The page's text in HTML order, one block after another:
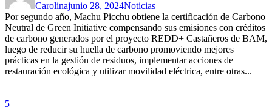
Carolinajunio 28, 2024Noticias
Por segundo año, Machu Picchu obtiene la certificación de Carbono
Neutral de Green Initiative compensando sus emisiones con créditos
de carbono generados por el proyecto REDD+ Castañeros de BAM,
luego de reducir su huella de carbono promoviendo mejores
prácticas en la gestión de residuos, implementar acciones de
restauración ecológica y utilizar movilidad eléctrica, entre otras...
5